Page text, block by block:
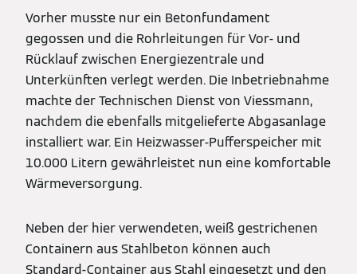
Vorher musste nur ein Betonfundament
gegossen und die Rohrleitungen für Vor- und
Rücklauf zwischen Energiezentrale und
Unterkünften verlegt werden. Die Inbetriebnahme
machte der Technischen Dienst von Viessmann,
nachdem die ebenfalls mitgelieferte Abgasanlage
installiert war. Ein Heizwasser-Pufferspeicher mit
10.000 Litern gewährleistet nun eine komfortable
Wärmeversorgung.
Neben der hier verwendeten, weiß gestrichenen
Containern aus Stahlbeton können auch
Standard-Container aus Stahl eingesetzt und den